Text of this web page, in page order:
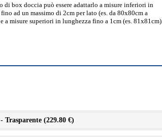
di box doccia può essere adattarlo a misure inferiori in
ad un massimo di 2cm per lato (es. da 80x80cm a
a misure superiori in lunghezza fino a 1cm (es. 81x81cm).
Trasparente (229.80 €)